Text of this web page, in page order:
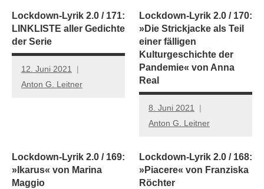
Lockdown-Lyrik 2.0 / 171:
LINKLISTE aller Gedichte
der Serie
12. Juni 2021
Anton G. Leitner
Lockdown-Lyrik 2.0 / 170:
»Die Strickjacke als Teil
einer fälligen
Kulturgeschichte der
Pandemie« von Anna
Real
8. Juni 2021
Anton G. Leitner
Lockdown-Lyrik 2.0 / 169:
»Ikarus« von Marina
Maggio
Lockdown-Lyrik 2.0 / 168:
»Piacere« von Franziska
Röchter